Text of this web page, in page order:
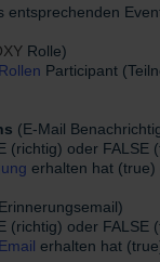
entsprechenden
Rolle)
Rollen Participant
(E-Mail
(richtig) oder
erhalten hat
(richtig) oder
erhalten hat